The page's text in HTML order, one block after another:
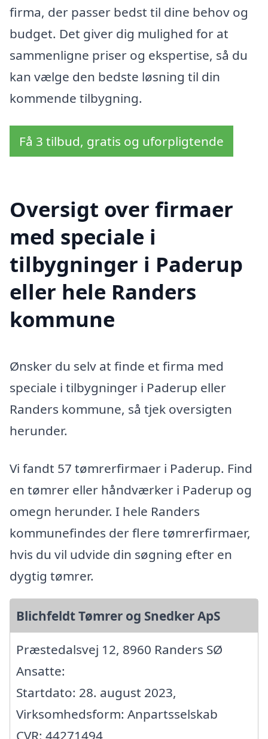
firma, der passer bedst til dine behov og
budget. Det giver dig mulighed for at
sammenligne priser og ekspertise, så du
kan vælge den bedste løsning til din
kommende tilbygning.
Få 3 tilbud, gratis og uforpligtende
Oversigt over firmaer
med speciale i
tilbygninger i Paderup
eller hele Randers
kommune
Ønsker du selv at finde et firma med
speciale i tilbygninger i Paderup eller
Randers kommune, så tjek oversigten
herunder.
Vi fandt 57 tømrerfirmaer i Paderup. Find
en tømrer eller håndværker i Paderup og
omegn herunder. I hele Randers
kommunefindes der flere tømrerfirmaer,
hvis du vil udvide din søgning efter en
dygtig tømrer.
Blichfeldt Tømrer og Snedker ApS
Præstedalsvej 12, 8960 Randers SØ
Ansatte:
Startdato: 28. august 2023,
Virksomhedsform: Anpartsselskab